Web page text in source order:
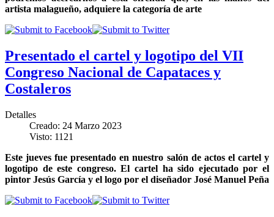
artista malagueño, adquiere la categoría de arte
Presentado el cartel y logotipo del VII
Congreso Nacional de Capataces y
Costaleros
Detalles
Creado: 24 Marzo 2023
Visto: 1121
Este jueves fue presentado en nuestro salón de actos el cartel y
logotipo de este congreso. El cartel ha sido ejecutado por el
pintor Jesús García y el logo por el diseñador José Manuel Peña